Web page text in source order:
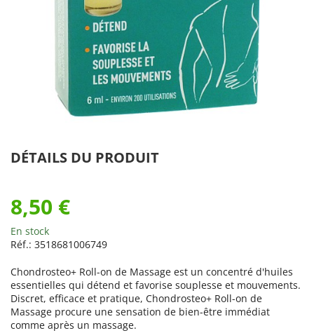
DÉTAILS DU PRODUIT
8,50 €
En stock
Réf.: 3518681006749
Chondrosteo+ Roll-on de Massage est un concentré d'huiles
essentielles qui détend et favorise souplesse et mouvements.
Discret, efficace et pratique, Chondrosteo+ Roll-on de
Massage procure une sensation de bien-être immédiat
comme après un massage.